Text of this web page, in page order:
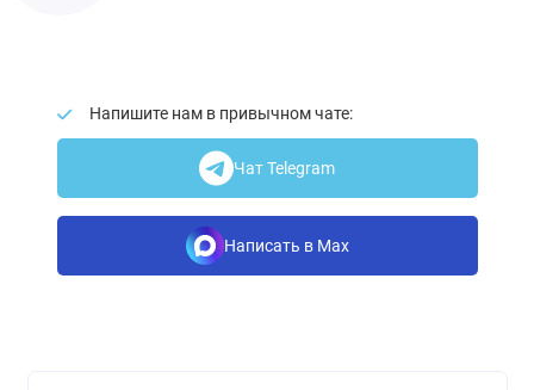
Напишите нам в привычном чате:
Чат Telegram
Написать в Max